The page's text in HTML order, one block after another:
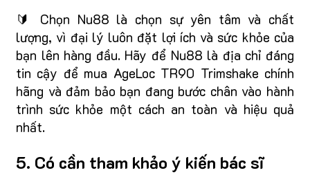
🔰 Chọn Nu88 là chọn sự yên tâm và chất
lượng, vì đại lý luôn đặt lợi ích và sức khỏe của
bạn lên hàng đầu. Hãy để Nu88 là địa chỉ đáng
tin cậy để mua AgeLoc TR90 Trimshake chính
hãng và đảm bảo bạn đang bước chân vào hành
trình sức khỏe một cách an toàn và hiệu quả
nhất.
5. Có cần tham khảo ý kiến bác sĩ